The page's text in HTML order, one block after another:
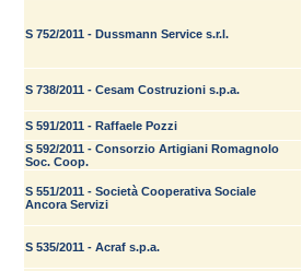
S 752/2011 - Dussmann Service s.r.l.
S 738/2011 - Cesam Costruzioni s.p.a.
S 591/2011 - Raffaele Pozzi
S 592/2011 - Consorzio Artigiani Romagnolo
Soc. Coop.
S 551/2011 - Società Cooperativa Sociale
Ancora Servizi
S 535/2011 - Acraf s.p.a.